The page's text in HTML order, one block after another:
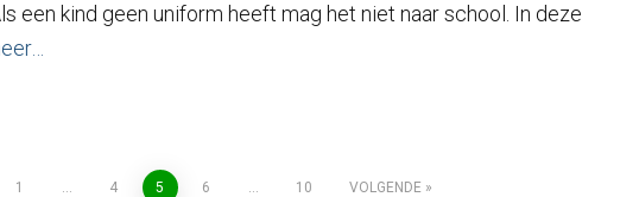
een kind geen uniform heeft mag het niet naar school. In deze
1 … 4 5 6 … 10 VOLGENDE